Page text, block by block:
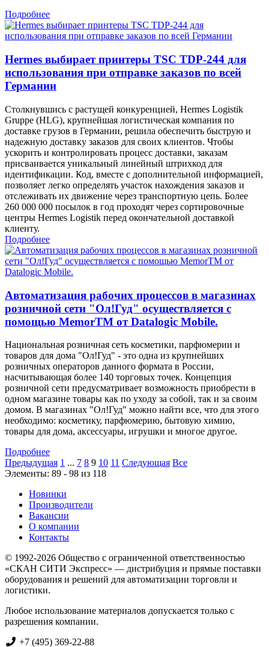
Подробнее
Hermes выбирает принтеры TSC TDP-244 для
использования при отправке заказов по всей
Германии
Столкнувшись с растущей конкуренцией, Hermes Logistik
Gruppe (HLG), крупнейшая логистическая компания по
доставке грузов в Германии, решила обеспечить быструю и
надежную доставку заказов для своих клиентов. Чтобы
ускорить и контролировать процесс доставки, заказам
присваивается уникальный линейный штрихкод для
идентификации. Код, вместе с дополнительной информацией,
позволяет легко определять участок нахождения заказов и
отслеживать их движение через транспортную цепь. Более
260 000 000 посылок в год проходят через сортировочные
центры Hermes Logistik перед окончательной доставкой
клиенту.
Подробнее
Автоматизация рабочих процессов в магазинах
розничной сети "Ол!Гуд" осуществляется с
помощью MemorTM от Datalogic Mobile.
Национальная розничная сеть косметики, парфюмерии и
товаров для дома "Ол!Гуд" - это одна из крупнейших
розничных операторов данного формата в России,
насчитывающая более 140 торговых точек. Концепция
розничной сети предусматривает возможность приобрести в
одном магазине товары как по уходу за собой, так и за своим
домом. В магазинах "Ол!Гуд" можно найти все, что для этого
необходимо: косметику, парфюмерию, бытовую химию,
товары для дома, аксессуары, игрушки и многое другое.
Подробнее
Предыдущая 1 ... 7 8 9 10 11 Следующая Все
Элементы: 89 - 98 из 118
Новинки
Производители
Вакансии
О компании
Контакты
© 1992-2026 Общество с ограниченной ответственностью
«СКАН СИТИ Экспресс» — дистрибуция и прямые поставки
оборудования и решений для автоматизации торговли и
логистики.
Любое использование материалов допускается только с
разрешения компании.
+7 (495) 369-22-88